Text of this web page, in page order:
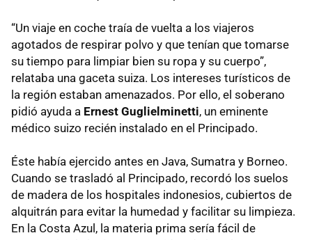
“Un viaje en coche traía de vuelta a los viajeros
agotados de respirar polvo y que tenían que tomarse
su tiempo para limpiar bien su ropa y su cuerpo”,
relataba una gaceta suiza. Los intereses turísticos de
la región estaban amenazados. Por ello, el soberano
pidió ayuda a Ernest Guglielminetti, un eminente
médico suizo recién instalado en el Principado.
Éste había ejercido antes en Java, Sumatra y Borneo.
Cuando se trasladó al Principado, recordó los suelos
de madera de los hospitales indonesios, cubiertos de
alquitrán para evitar la humedad y facilitar su limpieza.
En la Costa Azul, la materia prima sería fácil de